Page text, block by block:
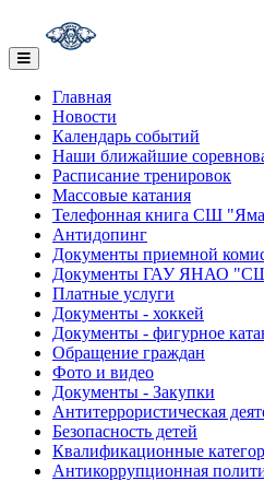
Главная
Новости
Календарь событий
Наши ближайшие
Расписание тренировок
Массовые катания
Телефонная книга СШ
Антидопинг
Документы приемной
Документы ГАУ ЯНАО
Платные услуги
Документы - хоккей
Документы - фигурное
Обращение граждан
Фото и видео
Документы - Закупки
Антитеррористическая
Безопасность детей
Квалификационные
Антикоррупционная